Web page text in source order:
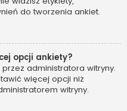
do tworzenia ankiet.
opcji ankiety?
administratora witryny.
więcej opcji niż
witryny.